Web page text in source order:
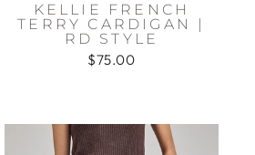
KELLIE FRENCH
TERRY CARDIGAN |
RD STYLE
$75.00